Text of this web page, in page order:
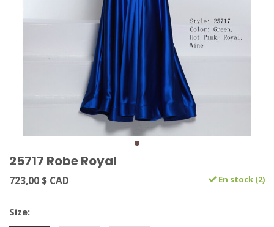
25717 Robe Royal
723,00 $ CAD En stock (2)
Size: